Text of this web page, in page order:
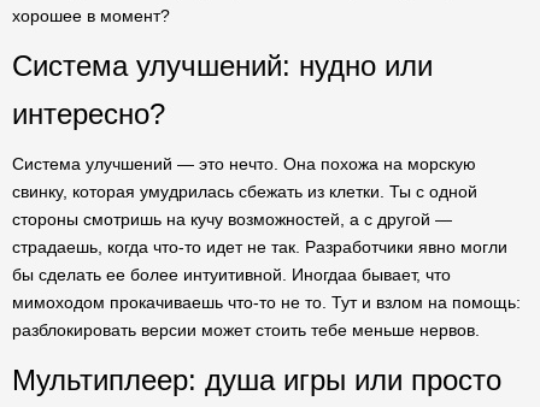
хорошее в момент?
Система улучшений: нудно или
интересно?
Система улучшений — это нечто. Она похожа на морскую
свинку, которая умудрилась сбежать из клетки. Ты с одной
стороны смотришь на кучу возможностей, а с другой —
страдаешь, когда что-то идет не так. Разработчики явно могли
бы сделать ее более интуитивной. Иногдаа бывает, что
мимоходом прокачиваешь что-то не то. Тут и взлом на помощь:
разблокировать версии может стоить тебе меньше нервов.
Мультиплеер: душа игры или просто